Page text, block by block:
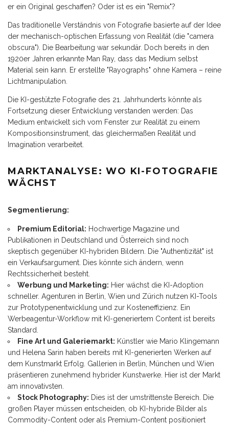
er ein Original geschaffen? Oder ist es ein "Remix"?
Das traditionelle Verständnis von Fotografie basierte auf der Idee
der mechanisch-optischen Erfassung von Realität (die "camera
obscura"). Die Bearbeitung war sekundär. Doch bereits in den
1920er Jahren erkannte Man Ray, dass das Medium selbst
Material sein kann. Er erstellte "Rayographs" ohne Kamera – reine
Lichtmanipulation.
Die KI-gestützte Fotografie des 21. Jahrhunderts könnte als
Fortsetzung dieser Entwicklung verstanden werden: Das
Medium entwickelt sich vom Fenster zur Realität zu einem
Kompositionsinstrument, das gleichermaßen Realität und
Imagination verarbeitet.
MARKTANALYSE: WO KI-FOTOGRAFIE
WÄCHST
Segmentierung:
Premium Editorial: Hochwertige Magazine und
Publikationen in Deutschland und Österreich sind noch
skeptisch gegenüber KI-hybriden Bildern. Die "Authentizität" ist
ein Verkaufsargument. Dies könnte sich ändern, wenn
Rechtssicherheit besteht.
Werbung und Marketing: Hier wächst die KI-Adoption
schneller. Agenturen in Berlin, Wien und Zürich nutzen KI-Tools
zur Prototypenentwicklung und zur Kosteneffizienz. Ein
Werbeagentur-Workflow mit KI-generiertem Content ist bereits
Standard.
Fine Art und Galeriemarkt: Künstler wie Mario Klingemann
und Helena Sarin haben bereits mit KI-generierten Werken auf
dem Kunstmarkt Erfolg. Gallerien in Berlin, München und Wien
präsentieren zunehmend hybrider Kunstwerke. Hier ist der Markt
am innovativsten.
Stock Photography: Dies ist der umstrittenste Bereich. Die
großen Player müssen entscheiden, ob KI-hybride Bilder als
Commodity-Content oder als Premium-Content positioniert